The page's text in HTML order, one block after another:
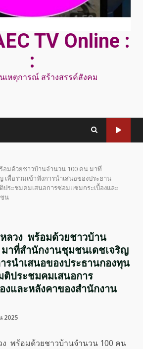
TV Online :
:
เหตุการณ์ สร้างสรรค์สังคม
มด้วยชาวบ้านจำนวน 100 คน มาที่
เพื่อร่วมเข้าฟังการนำเสนอของประธาน
ระชมคมเสนอการซ่อมแซมกระเบื้องและ
น
ลวง พร้อมด้วยชาวบ้าน
าที่สำนักงานชุมชนเดชเจริญ
รนำเสนอของประธานกองทุน
ประชมคมเสนอการ
งและหลังคาของสำนักงาน
2025
พร้อมด้วยชาวบ้านจำนวน 100 คน